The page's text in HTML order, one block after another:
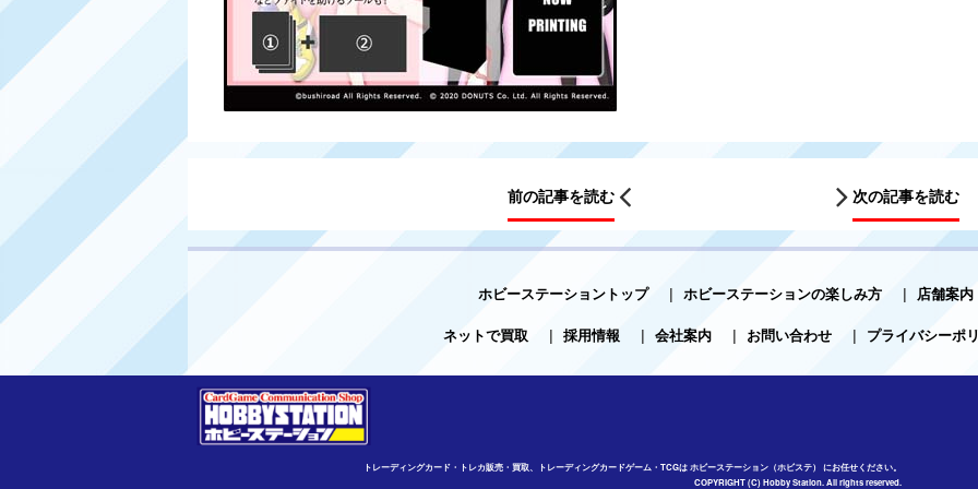
前の記事を読む 次の記事を読む
ホビーステーショントップ | ホビーステーションの楽しみ方 | 店舗案内
ネットで買取
| 採用情報 | 会社案内 | お問い合わせ | プライバシーポ
トレーディングカード・トレカ販売・買取、トレーディングカードゲーム・TCGは ホビーステーション（ホビステ） にお任せください。
COPYRIGHT (C) Hobby Station. All rights reserved.